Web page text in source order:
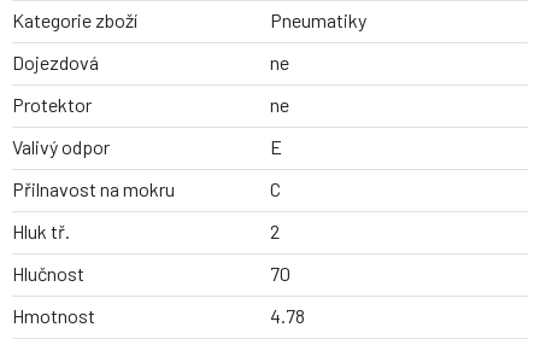
Kategorie zboží
Pneumatiky
Dojezdová
ne
Protektor
ne
Valivý odpor
E
Přilnavost na mokru
C
Hluk tř.
2
Hlučnost
70
Hmotnost
4.78